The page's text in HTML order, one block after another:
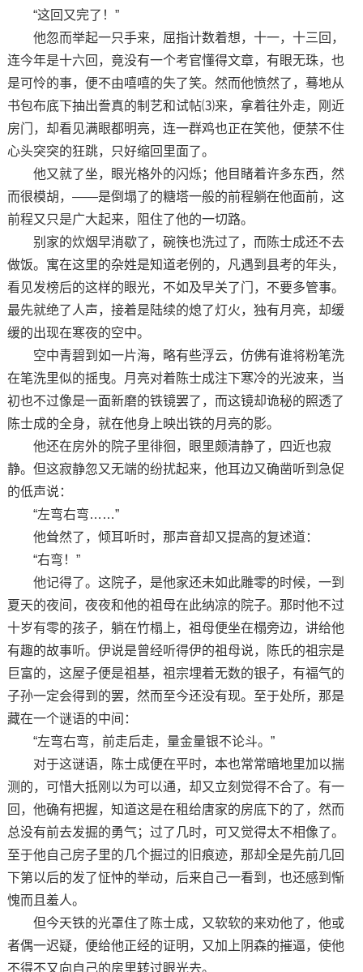
“这回又完了！”
他忽而举起一只手来，屈指计数着想，十一，十三回，
连今年是十六回，竟没有一个考官懂得文章，有眼无珠，也
是可怜的事，便不由嘻嘻的失了笑。然而他愤然了，蓦地从
书包布底下抽出誊真的制艺和试帖⑶来，拿着往外走，刚近
房门，却看见满眼都明亮，连一群鸡也正在笑他，便禁不住
心头突突的狂跳，只好缩回里面了。
他又就了坐，眼光格外的闪烁；他目睹着许多东西，然
而很模胡，——是倒塌了的糖塔一般的前程躺在他面前，这
前程又只是广大起来，阻住了他的一切路。
别家的炊烟早消歇了，碗筷也洗过了，而陈士成还不去
做饭。寓在这里的杂姓是知道老例的，凡遇到县考的年头，
看见发榜后的这样的眼光，不如及早关了门，不要多管事。
最先就绝了人声，接着是陆续的熄了灯火，独有月亮，却缓
缓的出现在寒夜的空中。
空中青碧到如一片海，略有些浮云，仿佛有谁将粉笔洗
在笔洗里似的摇曳。月亮对着陈士成注下寒冷的光波来，当
初也不过像是一面新磨的铁镜罢了，而这镜却诡秘的照透了
陈士成的全身，就在他身上映出铁的月亮的影。
他还在房外的院子里徘徊，眼里颇清静了，四近也寂
静。但这寂静忽又无端的纷扰起来，他耳边又确凿听到急促
的低声说：
“左弯右弯……”
他耸然了，倾耳听时，那声音却又提高的复述道：
“右弯！”
他记得了。这院子，是他家还未如此雕零的时候，一到
夏天的夜间，夜夜和他的祖母在此纳凉的院子。那时他不过
十岁有零的孩子，躺在竹榻上，祖母便坐在榻旁边，讲给他
有趣的故事听。伊说是曾经听得伊的祖母说，陈氏的祖宗是
巨富的，这屋子便是祖基，祖宗埋着无数的银子，有福气的
子孙一定会得到的罢，然而至今还没有现。至于处所，那是
藏在一个谜语的中间：
“左弯右弯，前走后走，量金量银不论斗。”
对于这谜语，陈士成便在平时，本也常常暗地里加以揣
测的，可惜大抵刚以为可以通，却又立刻觉得不合了。有一
回，他确有把握，知道这是在租给唐家的房底下的了，然而
总没有前去发掘的勇气；过了几时，可又觉得太不相像了。
至于他自己房子里的几个掘过的旧痕迹，那却全是先前几回
下第以后的发了怔忡的举动，后来自己一看到，也还感到惭
愧而且羞人。
但今天铁的光罩住了陈士成，又软软的来劝他了，他或
者偶一迟疑，便给他正经的证明，又加上阴森的摧逼，使他
不得不又向自己的房里转过眼光去。